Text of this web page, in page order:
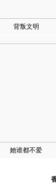
背叛文明
她谁都不爱